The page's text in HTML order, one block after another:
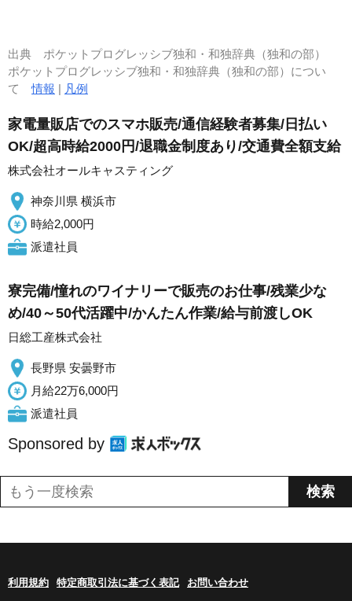
出典 ポケットプログレッシブ独和・和独辞典（独和の部）
ポケットプログレッシブ独和・和独辞典（独和の部）につい
て情報 | 凡例
家電量販店でのスマホ販売/通信経験者募集/日払い
OK/超高時給2000円/退職金制度あり/交通費全額支給
株式会社オールキャスティング
神奈川県 横浜市
時給2,000円
派遣社員
寮完備/憧れのワイナリーで販売のお仕事/残業少な
め/40～50代活躍中/かんたん作業/給与前渡しOK
日総工産株式会社
長野県 安曇野市
月給22万6,000円
派遣社員
Sponsored by
利用規約 特定商取引法に基づく表記 お問い合わせ